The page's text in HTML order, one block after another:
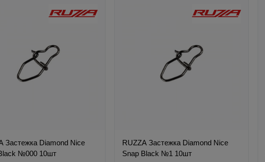
Застежка Diamond Nice
№000 10шт
RUZZA Застежка Diamond Nice
Snap Black №1 10шт